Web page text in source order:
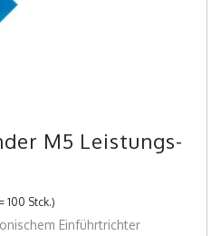
M5 Leistungs-
100 Stck.)
Einführtrichter